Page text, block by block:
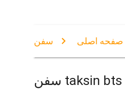
صفحه اصلی